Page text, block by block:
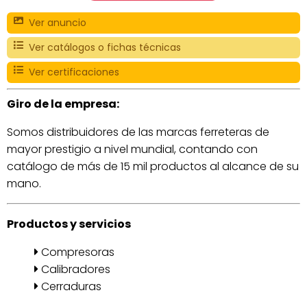
Ver anuncio
Ver catálogos o fichas técnicas
Ver certificaciones
Giro de la empresa:
Somos distribuidores de las marcas ferreteras de
mayor prestigio a nivel mundial, contando con
catálogo de más de 15 mil productos al alcance de su
mano.
Productos y servicios
Compresoras
Calibradores
Cerraduras